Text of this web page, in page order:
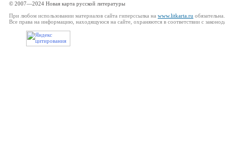
© 2007—2024 Новая карта русской литературы
При любом использовании материалов сайта гиперссылка на www.litkarta.ru обязательна.
Все права на информацию, находящуюся на сайте, охраняются в соответствии с